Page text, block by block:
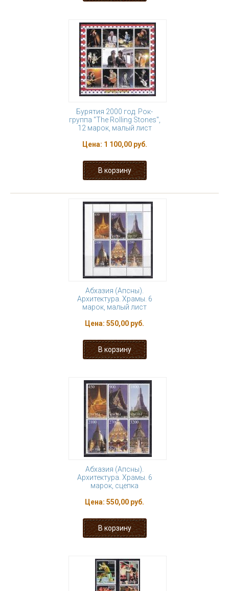
Бурятия 2000 год. Рок-
группа "The Rolling Stones",
12 марок, малый лист
Цена: 1 100,00 руб.
Абхазия (Апсны).
Архитектура. Храмы. 6
марок, малый лист
Цена: 550,00 руб.
Абхазия (Апсны).
Архитектура. Храмы. 6
марок, сцепка
Цена: 550,00 руб.